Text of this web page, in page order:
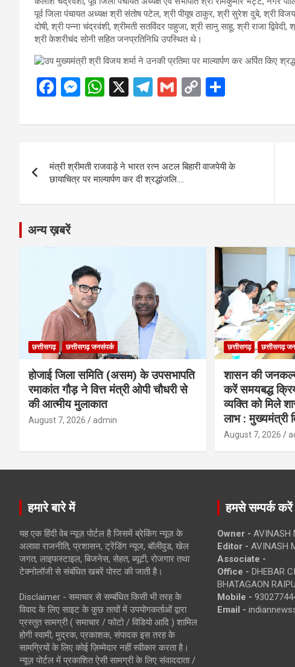
पूर्व जिला पंचायत अध्यक्ष श्री संतोष पटेल, श्री पीयूष ठाकुर, श्री सुरेश दुबे, श्री
दोषी, श्री पन्ना चंद्रवंशी, श्रीमती सतविंदर पाहुजा, श्री सानु साहू, श्री राजा
श्री केशरीचंद सोनी सहित जनप्रतिनिधि उपस्थित थे।
F
ce
o
o
k
M
se
g
er
W
at
A
p
p
X
T
e
a
m
G
ail
C
py
n
ar
navigation
मंत्री श्रीमती राजवाड़े ने भारत रत्न अटल बिहारी वाजपेयी के
छायाचित्र पर माल्यार्पण कर दी श्रद्धांजलि….
अन्य ख़बरें
छत्तीसगढ़ छत्तीसगढ़ जनसंपर्क
होजाई जिला समिति (असम) के उपसभापति
रमाकांत गौड़ ने वित्त मंत्री ओपी चौधरी से
की आत्मीय मुलाकात
August 7, 2026 admin
छत्तीसगढ़ छत्तीसगढ़
शासन की
करें समयबद्ध
व्यक्ति को मिले
लाभ : मुख्यमंत्री
August 7, 2026
हमारे बारे में
यह एक हिंदी वेब न्यूज़ पोर्टल है जिसमें ब्रेकिंग न्यूज़ के
अलावा राजनीति, प्रशासन, ट्रेंडिंग न्यूज, बॉलीवुड, खेल
जगत, लाइफस्टाइल, बिजनेस, सेहत, ब्यूटी, रोजगार तथा
टेक्नोलॉजी से संबंधित खबरें पोस्ट की जाती है।
Disclaimer - समाचार से सम्बंधित किसी भी तरह के
विवाद के लिए साइट के कुछ तत्वों में उपयोगकर्ताओं द्वारा
प्रस्तुत सामग्री ( समाचार / फोटो / विडियो आदि ) शामिल
होगी स्वामी, मुद्रक, प्रकाशक, संपादक इस तरह के
सामग्रियों के लिए कोई ज़िम्मेदार नहीं स्वीकार करता है।
न्यूज़ पोर्टल में प्रकाशित ऐसी सामग्री के लिए संवाददाता /
हमसे सम्पर्क करें
Owner - AVINASH
Editor - AVINASH
Associate -
Office - DHEBAR
BHATAGAON
Mobile -
Email -